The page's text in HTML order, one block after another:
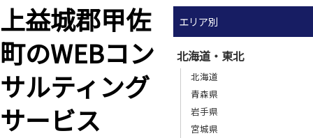
上益城郡甲佐
町のWEBコン
サルティング
サービス
エリア別
北海道・東北
北海道
青森県
岩手県
宮城県